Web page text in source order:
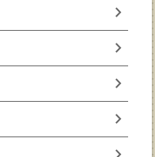
chevron_right
chevron_right
chevron_right
chevron_right